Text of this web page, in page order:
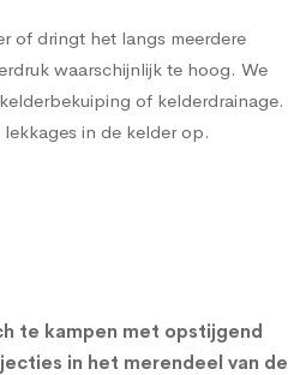
of dringt het langs meerdere
waarschijnlijk te hoog. We
kelderbekuiping of kelderdrainage.
in de kelder op.
te kampen met opstijgend
in het merendeel van de